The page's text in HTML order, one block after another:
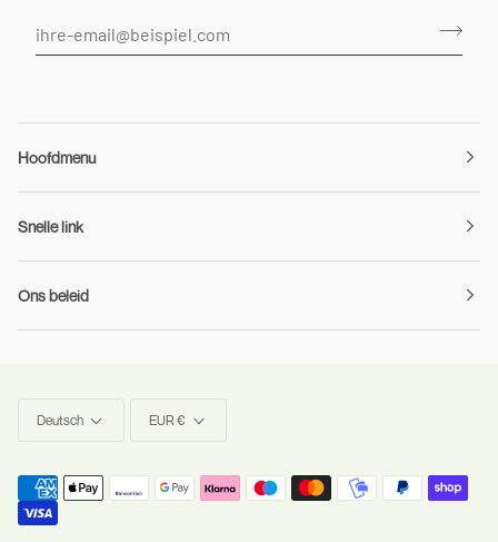
Hoofdmenu
Snelle link
Ons beleid
Deutsch EUR €